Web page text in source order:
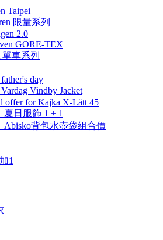
Taipei
限量系列
2.0
GORE-TEX
單車系列
day
Vindby Jacket
offer for Kajka X-Lätt 45
夏日服飾 1 + 1
Abisko背包水壺袋組合價
1